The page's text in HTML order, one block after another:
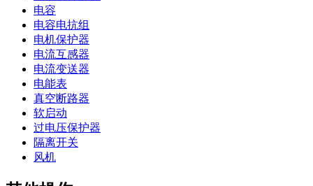
电容
电容电抗组
电机保护器
电流互感器
电流变送器
电能表
真空断路器
软启动
过电压保护器
隔离开关
风机